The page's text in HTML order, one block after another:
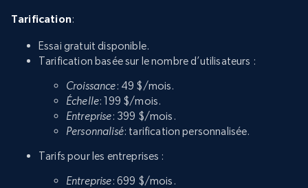
Tarification:
Essai gratuit disponible.
Tarification basée sur le nombre d’utilisateurs :
Croissance: 49 $/mois.
Échelle: 199 $/mois.
Entreprise: 399 $/mois.
Personnalisé: tarification personnalisée.
Tarifs pour les entreprises :
Entreprise: 699 $/mois.